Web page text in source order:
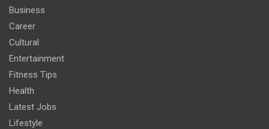
Business
Career
Cultural
Entertainment
Fitness Tips
Health
Latest Jobs
Lifestyle